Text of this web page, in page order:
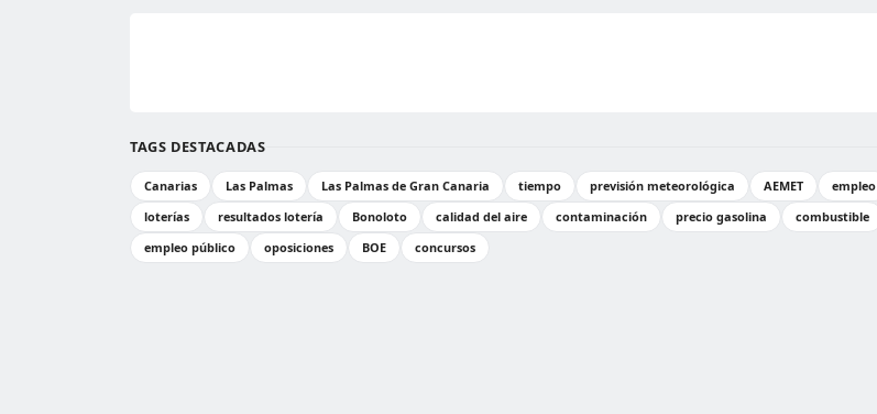
TAGS DESTACADAS
Canarias Las Palmas Las Palmas de Gran Canaria tiempo previsión meteorológica AEMET empleo
loterías
resultados lotería Bonoloto calidad del aire contaminación precio gasolina combustible
empleo público
oposiciones BOE concursos